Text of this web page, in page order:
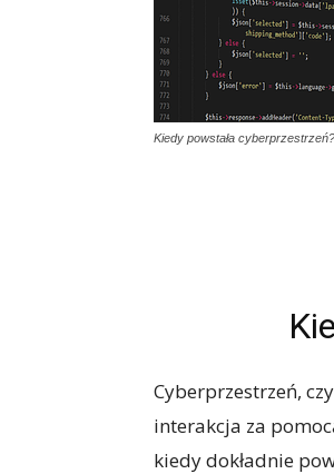
Kiedy powstała cyberprzestrzeń?
Cyberprzestrzeń,
interakcja za
kiedy dokładnie